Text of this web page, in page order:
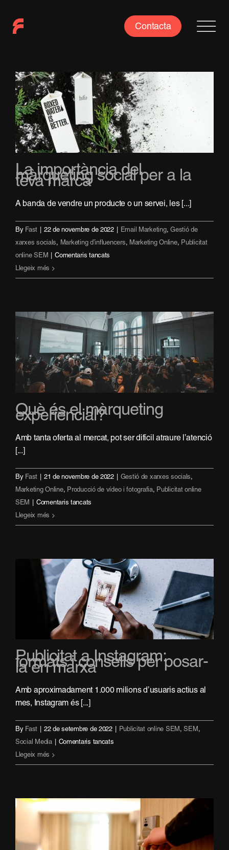
content
Contacta
La importància del
màrqueting social per a la
teva marca
A banda de vendre un producte o un servei, les [...]
By Fast 22 de novembre de 2022 Email Marketing,Gestió de
xarxes socials, Marketing d’influencers, Marketing Online, Publicitat
online SEM Comentaris tancats
social
per
la
teva
marca
Llegeix més
Què és el màrqueting
experiencial?
Amb tanta oferta al mercat, pot ser difícil atraure l’atenció
[...]
By Fast 21 de novembre de 2022 Gestió de xarxes socials,
Marketing Online, Producció de vídeo i fotografia, Publicitat online
SEM Comentaris tancats
experiencial?
Llegeix més
Publicitat a Instagram:
formats i consells per posar-
la en marxa
Amb aproximadament 1.000 milions d’usuaris actius al
mes, Instagram és [...]
By Fast 22 de setembre de 2022 Publicitat online SEM ,SEM ,
Social Media Comentaris tancatsa
consells
Llegeix més